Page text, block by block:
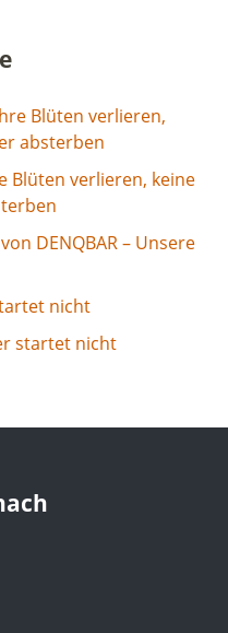
Blüten verlieren,
absterben
Blüten verlieren, keine
DENQBAR – Unsere
nicht
startet nicht